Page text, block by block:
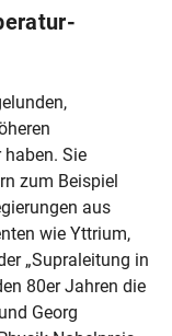
Sie
zum Beispiel
aus
wie Yttrium,
„Supraleitung in
80er Jahren die
Georg